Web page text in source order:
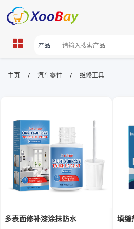
维修工具 | XOOBAY
XOOBAY
维修工具选购与常用技巧大全指南要点与
主页 / 汽车零件 / 维修工具
多表面修补漆涂抹防水 填缝